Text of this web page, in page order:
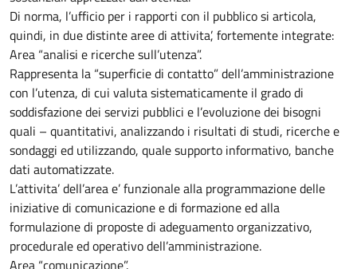
Di norma, l’ufficio per i rapporti con il pubblico si articola,
quindi, in due distinte aree di attivita’, fortemente integrate:
Area “analisi e ricerche sull’utenza”.
Rappresenta la “superficie di contatto” dell’amministrazione
con l’utenza, di cui valuta sistematicamente il grado di
soddisfazione dei servizi pubblici e l’evoluzione dei bisogni
quali – quantitativi, analizzando i risultati di studi, ricerche e
sondaggi ed utilizzando, quale supporto informativo, banche
dati automatizzate.
L’attivita’ dell’area e’ funzionale alla programmazione delle
iniziative di comunicazione e di formazione ed alla
formulazione di proposte di adeguamento organizzativo,
procedurale ed operativo dell’amministrazione.
Area “comunicazione”.